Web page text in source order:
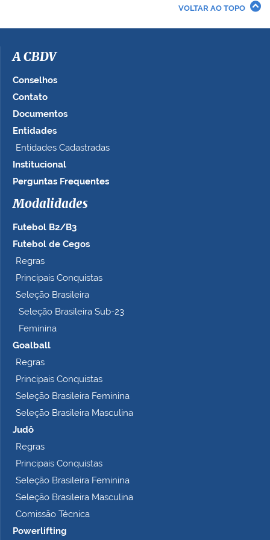
i
a
e
o
t
a
n
o
o
m
e
t
VOLTAR AO TOPO
A CBDV
Conselhos
Contato
Documentos
Entidades
Entidades Cadastradas
Institucional
Perguntas Frequentes
Modalidades
Futebol B2/B3
Futebol de Cegos
Regras
Principais Conquistas
Seleção Brasileira
Seleção Brasileira Sub-23
Feminina
Goalball
Regras
Principais Conquistas
Seleção Brasileira Feminina
Seleção Brasileira Masculina
Judô
Regras
Principais Conquistas
Seleção Brasileira Feminina
Seleção Brasileira Masculina
Comissão Técnica
Powerlifting